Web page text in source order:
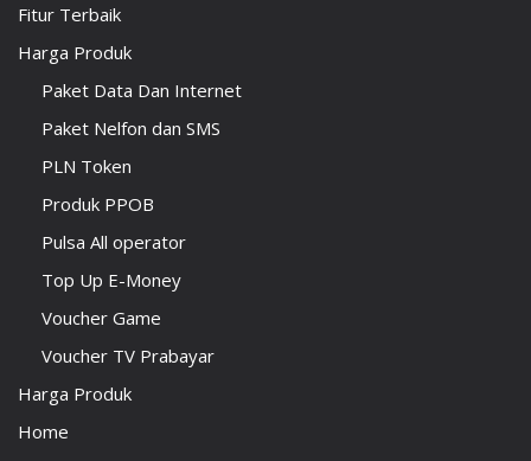
Fitur Terbaik
Harga Produk
Paket Data Dan Internet
Paket Nelfon dan SMS
PLN Token
Produk PPOB
Pulsa All operator
Top Up E-Money
Voucher Game
Voucher TV Prabayar
Harga Produk
Home